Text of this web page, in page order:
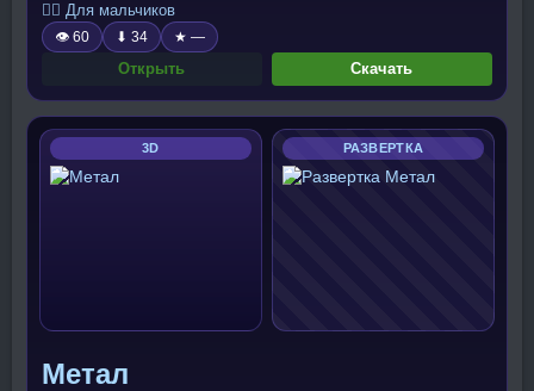
🧍‍♂️ Для мальчиков
👁 60 ⬇ 34 ★ —
Открыть Скачать
3D РАЗВЕРТКА
Метал